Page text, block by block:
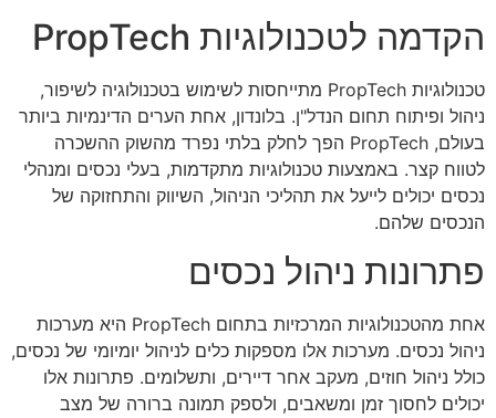
הקדמה לטכנולוגיות PropTech
טכנולוגיות PropTech מתייחסות לשימוש בטכנולוגיה לשיפור,
ניהול ופיתוח תחום הנדל"ן. בלונדון, אחת הערים הדינמיות ביותר
בעולם, PropTech הפך לחלק בלתי נפרד מהשוק ההשכרה
לטווח קצר. באמצעות טכנולוגיות מתקדמות, בעלי נכסים ומנהלי
נכסים יכולים לייעל את תהליכי הניהול, השיווק והתחזוקה של
הנכסים שלהם.
פתרונות ניהול נכסים
אחת מהטכנולוגיות המרכזיות בתחום PropTech היא מערכות
ניהול נכסים. מערכות אלו מספקות כלים לניהול יומיומי של נכסים,
כולל ניהול חוזים, מעקב אחר דיירים, ותשלומים. פתרונות אלו
יכולים לחסוך זמן ומשאבים, ולספק תמונה ברורה של מצב